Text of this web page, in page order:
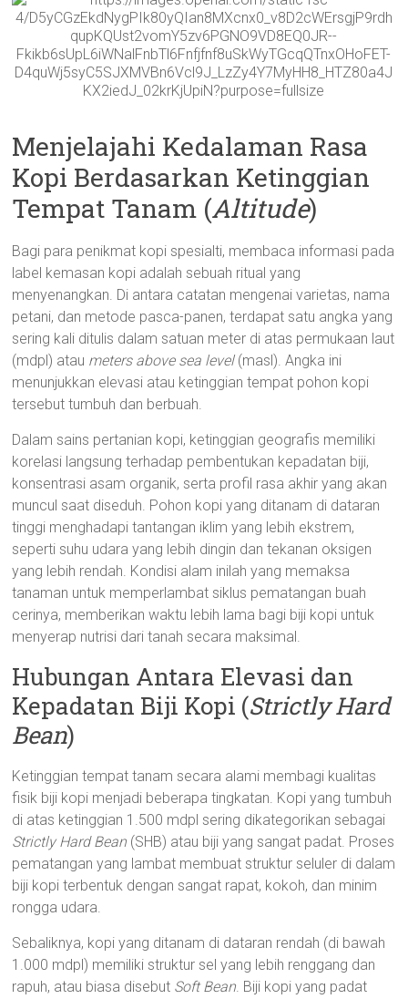
Menjelajahi Kedalaman Rasa
Kopi Berdasarkan Ketinggian
Tempat Tanam (Altitude)
Bagi para penikmat kopi spesialti, membaca informasi pada
label kemasan kopi adalah sebuah ritual yang
menyenangkan. Di antara catatan mengenai varietas, nama
petani, dan metode pasca-panen, terdapat satu angka yang
sering kali ditulis dalam satuan meter di atas permukaan laut
(mdpl) atau meters above sea level(masl). Angka ini
menunjukkan elevasi atau ketinggian tempat pohon kopi
tersebut tumbuh dan berbuah.
Dalam sains pertanian kopi, ketinggian geografis memiliki
korelasi langsung terhadap pembentukan kepadatan biji,
konsentrasi asam organik, serta profil rasa akhir yang akan
muncul saat diseduh. Pohon kopi yang ditanam di dataran
tinggi menghadapi tantangan iklim yang lebih ekstrem,
seperti suhu udara yang lebih dingin dan tekanan oksigen
yang lebih rendah. Kondisi alam inilah yang memaksa
tanaman untuk memperlambat siklus pematangan buah
cerinya, memberikan waktu lebih lama bagi biji kopi untuk
menyerap nutrisi dari tanah secara maksimal.
Hubungan Antara Elevasi dan
Kepadatan Biji Kopi (Strictly Hard
Bean)
Ketinggian tempat tanam secara alami membagi kualitas
fisik biji kopi menjadi beberapa tingkatan. Kopi yang tumbuh
di atas ketinggian 1.500 mdpl sering dikategorikan sebagai
Strictly Hard Bean (SHB) atau biji yang sangat padat. Proses
pematangan yang lambat membuat struktur seluler di dalam
biji kopi terbentuk dengan sangat rapat, kokoh, dan minim
rongga udara.
Sebaliknya, kopi yang ditanam di dataran rendah (di bawah
1.000 mdpl) memiliki struktur sel yang lebih renggang dan
rapuh, atau biasa disebut Soft Bean. Biji kopi yang padat